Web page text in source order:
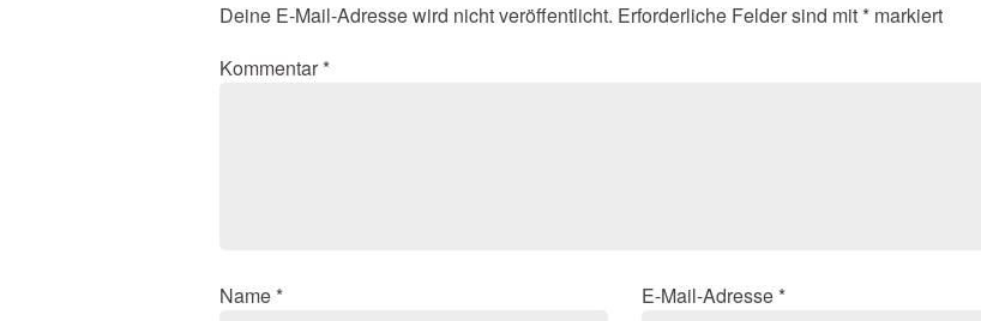
Deine E-Mail-Adresse wird nicht veröffentlicht. Erforderliche Felder sind mit * markiert
Kommentar *
Name * E-Mail-Adresse *